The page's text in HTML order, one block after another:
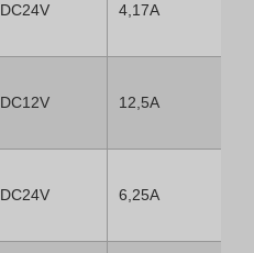
DC24V 4,17A
DC12V 12,5A
DC24V 6,25A